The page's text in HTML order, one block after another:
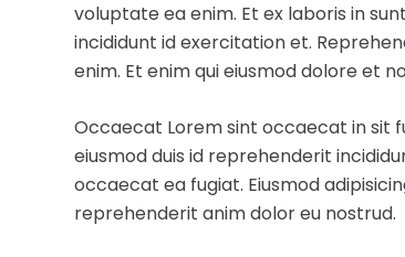
voluptate ea enim. Et ex laboris in
incididunt id exercitation et.
enim. Et enim qui eiusmod dolore et
Occaecat Lorem sint occaecat in sit
eiusmod duis id reprehenderit
occaecat ea fugiat. Eiusmod
reprehenderit anim dolor eu nostrud.